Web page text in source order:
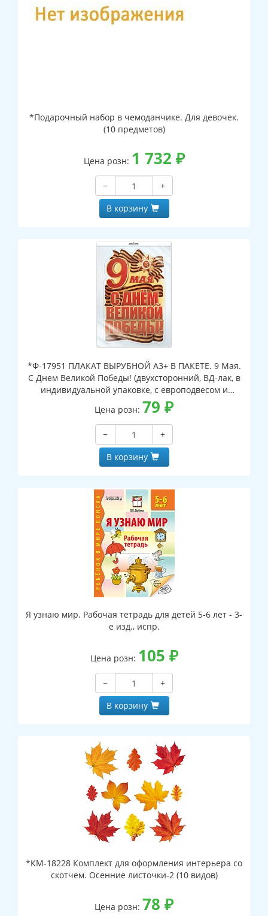
*Подарочный набор в чемоданчике. Для девочек.
(10 предметов)
Цена розн: 1 732 ₽
−
+
В корзину
*Ф-17951 ПЛАКАТ ВЫРУБНОЙ А3+ В ПАКЕТЕ. 9 Мая.
С Днем Великой Победы! (двухсторонний, ВД-лак, в
индивидуальной упаковке, с европодвесом и
клеевым клапаном)
Цена розн: 79 ₽
−
+
В корзину
Я узнаю мир. Рабочая тетрадь для детей 5-6 лет - 3-
е изд., испр.
Цена розн: 105 ₽
−
+
В корзину
*КМ-18228 Комплект для оформления интерьера со
скотчем. Осенние листочки-2 (10 видов)
Цена розн: 78 ₽